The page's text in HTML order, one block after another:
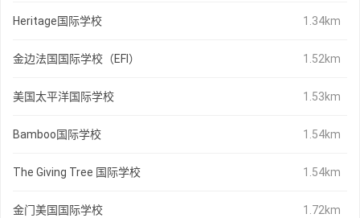
Heritage国际学校 1.34km
金边法国国际学校（EFI） 1.52km
美国太平洋国际学校 1.53km
Bamboo国际学校 1.54km
The Giving Tree 国际学校 1.54km
金门美国国际学校 1.72km